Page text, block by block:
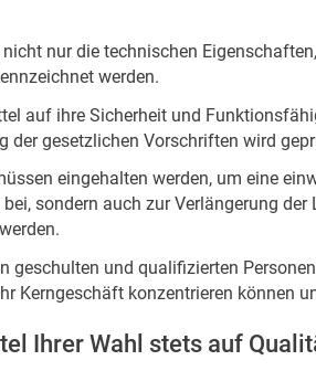
nur die technischen
werden.
auf ihre Sicherheit und
der gesetzlichen Vorschriften wird
eingehalten werden, um eine
sondern auch zur Verlängerung
und qualifizierten
Kerngeschäft konzentrieren können
Ihrer Wahl stets auf